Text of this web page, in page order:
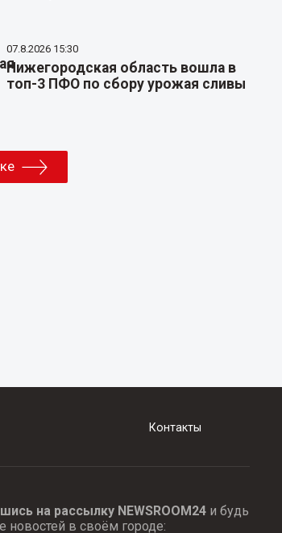
07.8.2026 15:30
Нижегородская область вошла в
топ-3 ПФО по сбору урожая сливы
Контакты
на рассылку NEWSROOM24и будь
новостей в своём городе: